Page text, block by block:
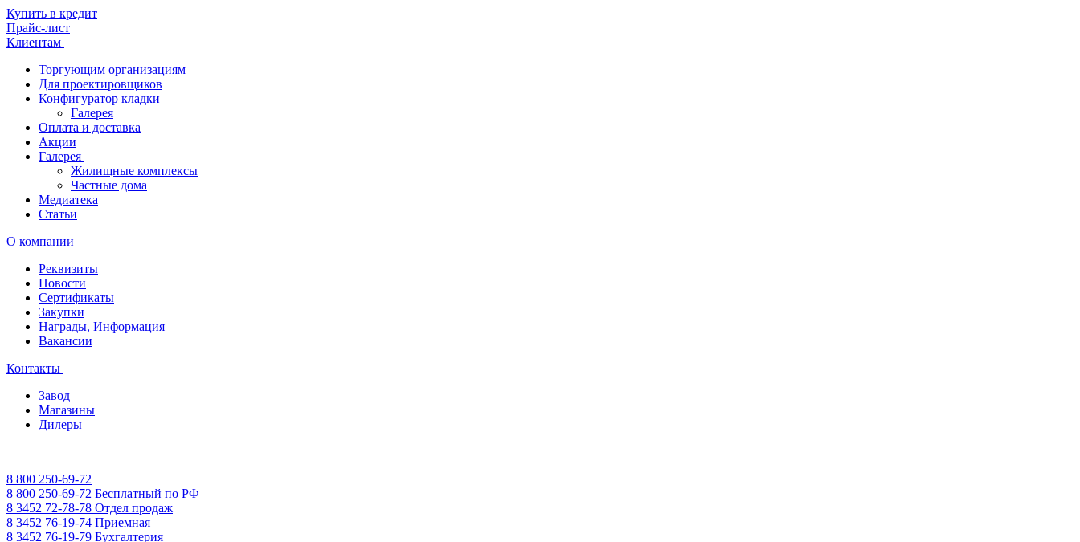
Купить в кредит
Прайс-лист
Клиентам
Торгующим организациям
Для проектировщиков
Конфигуратор кладки
Галерея
Оплата и доставка
Акции
Галерея
Жилищные комплексы
Частные дома
Медиатека
Статьи
О компании
Реквизиты
Новости
Сертификаты
Закупки
Награды, Информация
Вакансии
Контакты
Завод
Магазины
Дилеры
8 800 250-69-72
8 800 250-69-72 Бесплатный по РФ
8 3452 72-78-78 Отдел продаж
8 3452 76-19-74 Приемная
8 3452 76-19-79 Бухгалтерия